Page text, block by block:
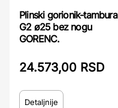
Plinski gorionik-tambura
G2 ø25 bez nogu
GORENC.
24.573,00 RSD
Detaljnije